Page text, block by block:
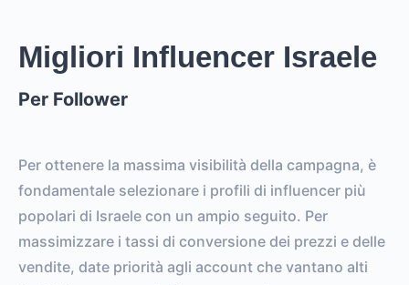
Migliori Influencer Israele
Per Follower
Per ottenere la massima visibilità della campagna, è
fondamentale selezionare i profili di influencer più
popolari di Israele con un ampio seguito. Per
massimizzare i tassi di conversione dei prezzi e delle
vendite, date priorità agli account che vantano alti